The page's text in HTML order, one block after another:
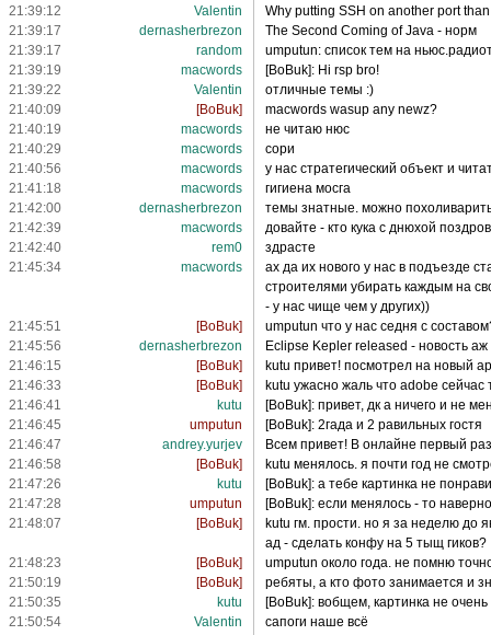
21:39:12
Valentin
Why putting SSH on another port
21:39:17
dernasherbrezon
The Second Coming of Java - норм
21:39:17
random
umputun: список тем на
21:39:19
macwords
[BoBuk]: Hi rsp bro!
21:39:22
Valentin
отличные темы :)
21:40:09
[BoBuk]
macwords wasup any newz?
21:40:19
macwords
не читаю нюс
21:40:29
macwords
сори
21:40:56
macwords
у нас стратегический объект и
21:41:18
macwords
гигиена мосга
21:42:00
dernasherbrezon
темы знатные. можно
21:42:39
macwords
довайте - кто кука с днюхой
21:42:40
rem0
здрасте
21:45:34
macwords
ах да их нового у нас в подъезде
строителями убирать каждым на
- у нас чище чем у других))
21:45:51
[BoBuk]
umputun что у нас седня с
21:45:56
dernasherbrezon
Eclipse Kepler released - новость
21:46:15
[BoBuk]
kutu привет! посмотрел на новый
21:46:33
[BoBuk]
kutu ужасно жаль что adobe сейчас
21:46:41
kutu
[BoBuk]: привет, дк а ничего и не
21:46:45
umputun
[BoBuk]: 2гада и 2 равильных гостя
21:46:47
andrey.yurjev
Всем привет! В онлайне первый
21:46:58
[BoBuk]
kutu менялось. я почти год не
21:47:26
kutu
[BoBuk]: а тебе картинка не
21:47:28
umputun
[BoBuk]: если менялось - то
21:48:07
[BoBuk]
kutu гм. прости. но я за неделю до
ад - сделать конфу на 5 тыщ гиков?
21:48:23
[BoBuk]
umputun около года. не помню
21:50:19
[BoBuk]
ребяты, а кто фото занимается и
21:50:35
kutu
[BoBuk]: вобщем, картинка не
21:50:54
Valentin
сапоги наше всё